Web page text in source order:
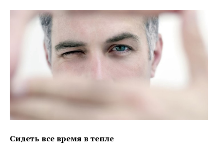
Сидеть все время в тепле